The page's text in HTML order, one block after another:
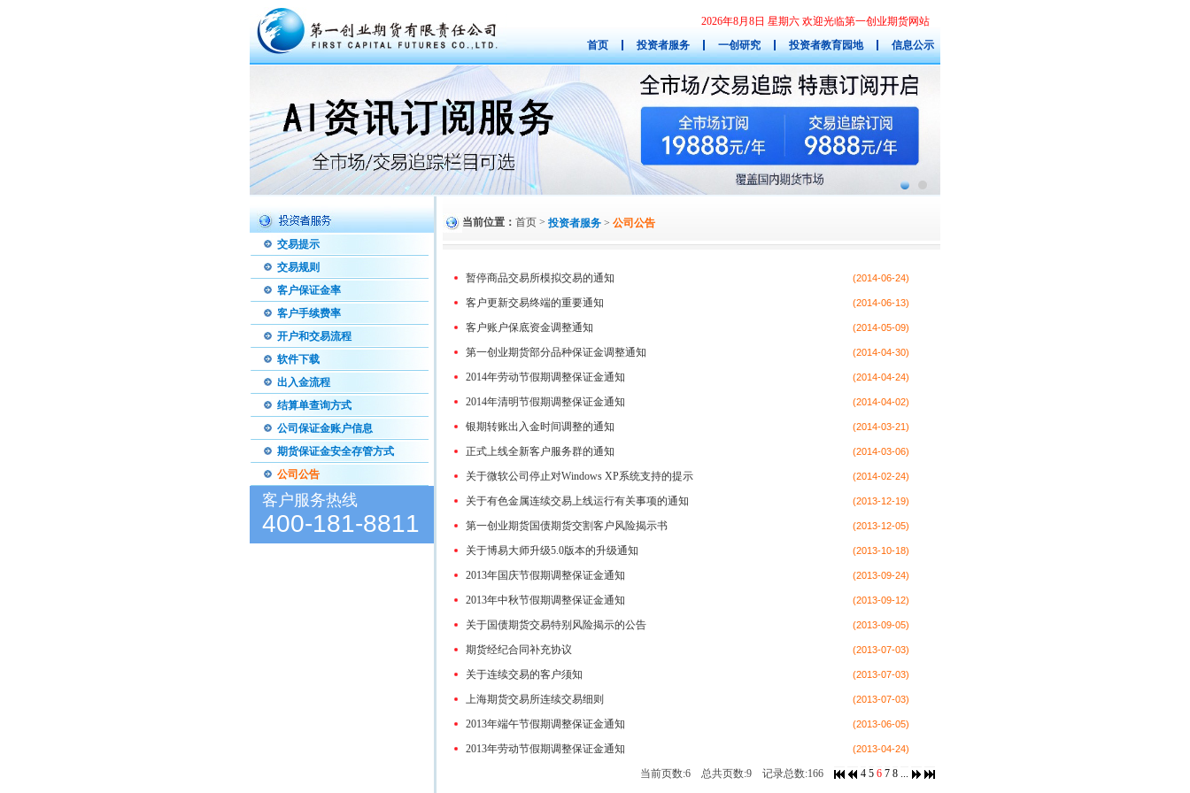
2026年8月8日 星期六 欢迎光临第一创业期货网站
首页
投资者服务 一创研究 投资者教育园地 信息公示
交易提示
交易规则
客户保证金率
客户手续费率
开户和交易流程
软件下载
出入金流程
结算单查询方式
公司保证金账户信息
期货保证金安全存管方式
公司公告
客户服务热线
400-181-8811
当前位置： 首页 > 投资者服务 > 公司公告
暂停商品交易所模拟交易的通知 (2014-06-24)
客户更新交易终端的重要通知 (2014-06-13)
客户账户保底资金调整通知 (2014-05-09)
第一创业期货部分品种保证金调整通知 (2014-04-30)
2014年劳动节假期调整保证金通知 (2014-04-24)
2014年清明节假期调整保证金通知 (2014-04-02)
银期转账出入金时间调整的通知 (2014-03-21)
正式上线全新客户服务群的通知 (2014-03-06)
关于微软公司停止对Windows XP系统支持的提示 (2014-02-24)
关于有色金属连续交易上线运行有关事项的通知 (2013-12-19)
第一创业期货国债期货交割客户风险揭示书 (2013-12-05)
关于博易大师升级5.0版本的升级通知 (2013-10-18)
2013年国庆节假期调整保证金通知 (2013-09-24)
2013年中秋节假期调整保证金通知 (2013-09-12)
关于国债期货交易特别风险揭示的公告 (2013-09-05)
期货经纪合同补充协议 (2013-07-03)
关于连续交易的客户须知 (2013-07-03)
上海期货交易所连续交易细则 (2013-07-03)
2013年端午节假期调整保证金通知 (2013-06-05)
2013年劳动节假期调整保证金通知 (2013-04-24)
当前页数:6 总共页数:9 记录总数:166 4 5 6 7 8 ...